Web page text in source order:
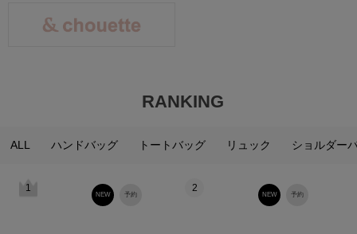
RANKING
ALL ハンドバッグ トートバッグ リュック ショルダー
1
予約
NEW
2
予約
NEW